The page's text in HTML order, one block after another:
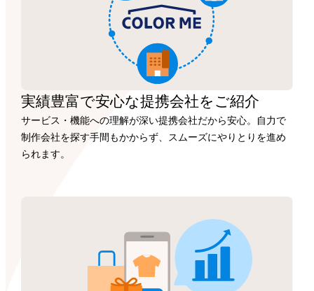
実績豊富で安心な提携会社を ご紹介
サービス・機能への理解が深い提携会社だから安心。自力で
制作会社を探す手間もかからず、スムーズにやりとりを進め
られます。